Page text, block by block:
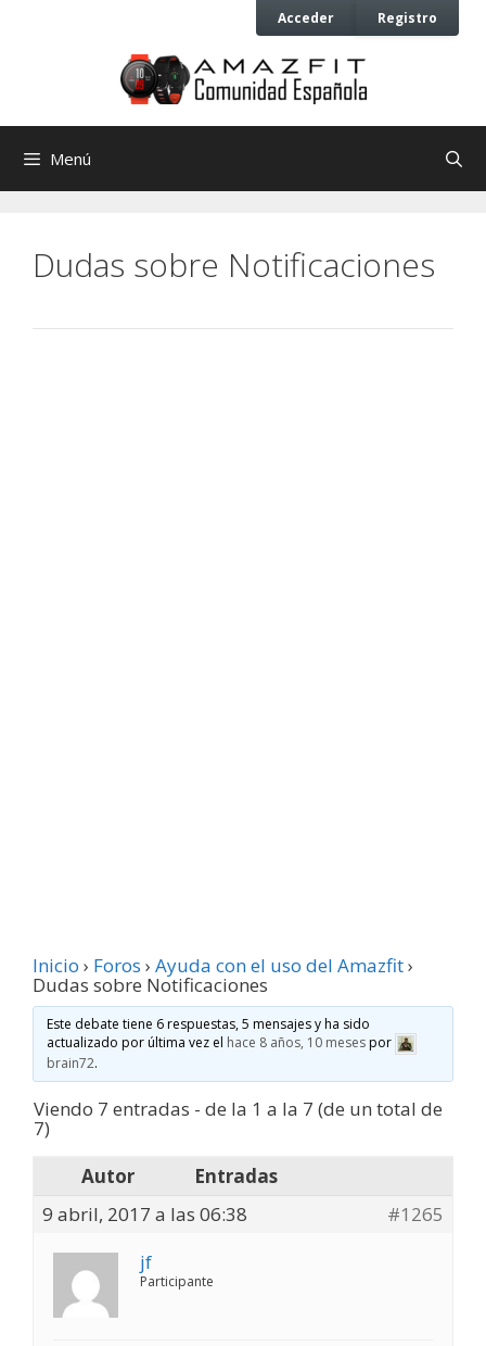
Acceder Registro
Menú
Dudas sobre Notificaciones
Inicio › Foros › Ayuda con el uso del Amazfit›
Dudas sobre Notificaciones
Este debate tiene 6 respuestas, 5 mensajes y ha sido
actualizado por última vez el hace 8 años, 10 mesespor
brain72.
Viendo 7 entradas - de la 1 a la 7 (de un total de
7)
Autor
Entradas
9 abril, 2017 a las 06:38
#1265
jf
Participante